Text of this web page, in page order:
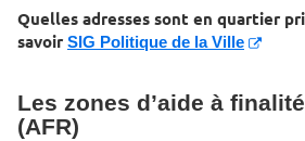
Quelles adresses sont en quartier
savoir SIG Politique de la Ville
Les zones d’aide à
(AFR)